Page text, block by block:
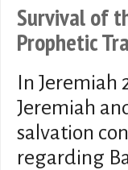
Survival of
Prophetic
In Jeremiah
Jeremiah
salvation
regarding